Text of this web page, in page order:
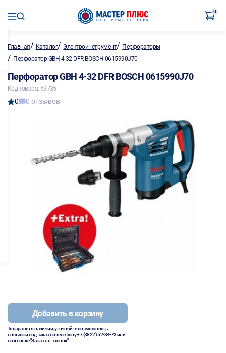
0
Главная/ Каталог/ Электроинструмент/ Перфораторы
/ Перфоратор GBH 4-32 DFR BOSCH 0615990J70
Перфоратор GBH 4-32 DFR BOSCH 0615990J70
Код товара: 59735
0 0 отзывов
Добавить в корзину
Товара нет в наличии, уточняйте возможность
поставки под заказ по телефону+7 (3822) 52-34-73или
по кнопке "Заказать звонок"